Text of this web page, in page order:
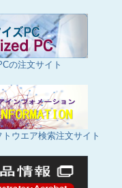
の注文サイト
ウエア検索注文サイト